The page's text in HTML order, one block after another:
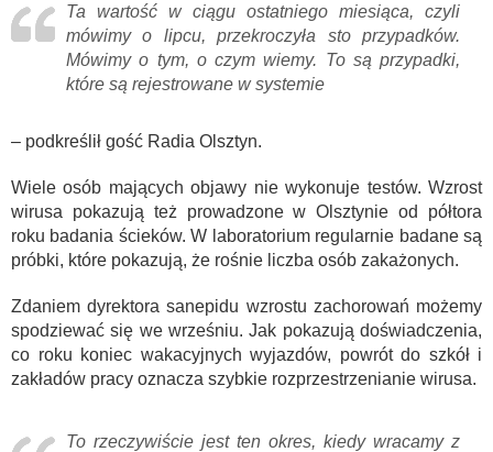
Ta wartość w ciągu ostatniego miesiąca, czyli
mówimy o lipcu, przekroczyła sto przypadków.
Mówimy o tym, o czym wiemy. To są przypadki,
które są rejestrowane w systemie
– podkreślił gość Radia Olsztyn.
Wiele osób mających objawy nie wykonuje testów. Wzrost
wirusa pokazują też prowadzone w Olsztynie od półtora
roku badania ścieków. W laboratorium regularnie badane są
próbki, które pokazują, że rośnie liczba osób zakażonych.
Zdaniem dyrektora sanepidu wzrostu zachorowań możemy
spodziewać się we wrześniu. Jak pokazują doświadczenia,
co roku koniec wakacyjnych wyjazdów, powrót do szkół i
zakładów pracy oznacza szybkie rozprzestrzenianie wirusa.
To rzeczywiście jest ten okres, kiedy wracamy z